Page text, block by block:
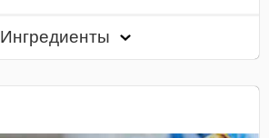
Ингредиенты